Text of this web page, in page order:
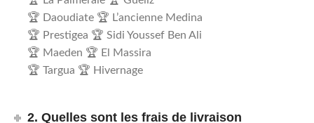
🏆 Daoudiate 🏆 L’ancienne Medina
🏆 Prestigea 🏆 Sidi Youssef Ben Ali
🏆 Maeden 🏆 El Massira
🏆 Targua 🏆 Hivernage
2. Quelles sont les frais de livraison